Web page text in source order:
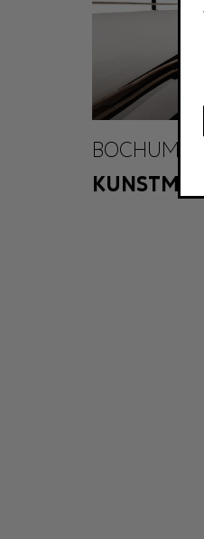
Lichtkunst
Performance
Skulptur
BOCHUM